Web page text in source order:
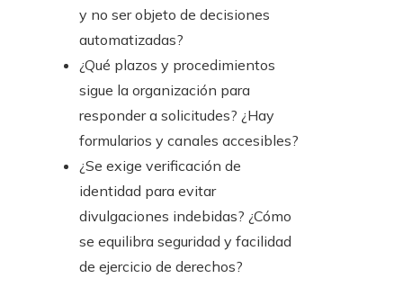
y no ser objeto de decisiones
automatizadas?
¿Qué plazos y procedimientos
sigue la organización para
responder a solicitudes? ¿Hay
formularios y canales accesibles?
¿Se exige verificación de
identidad para evitar
divulgaciones indebidas? ¿Cómo
se equilibra seguridad y facilidad
de ejercicio de derechos?